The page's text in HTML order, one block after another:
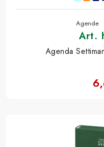
Agende
Art.
Agenda